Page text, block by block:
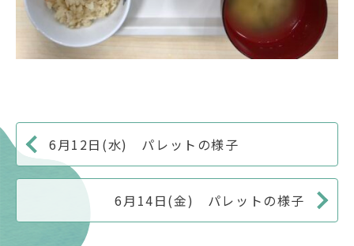
6月12日(水) パレットの様子
6月14日(金) パレットの様子